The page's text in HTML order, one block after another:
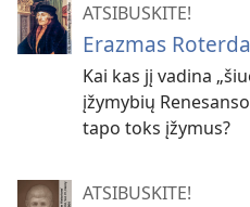
ATSIBUSKITE!
Erazmas
Kai kas jį vadina
įžymybių
tapo toks įžymus?
ATSIBUSKITE!